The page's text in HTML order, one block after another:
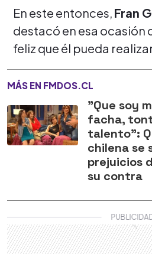
En este entonces, Fran
destacó en esa ocasión
feliz que él pueda
MÁS EN FMDOS.CL
"Que soy
facha,
talento":
chilena se
prejuicios
su contra